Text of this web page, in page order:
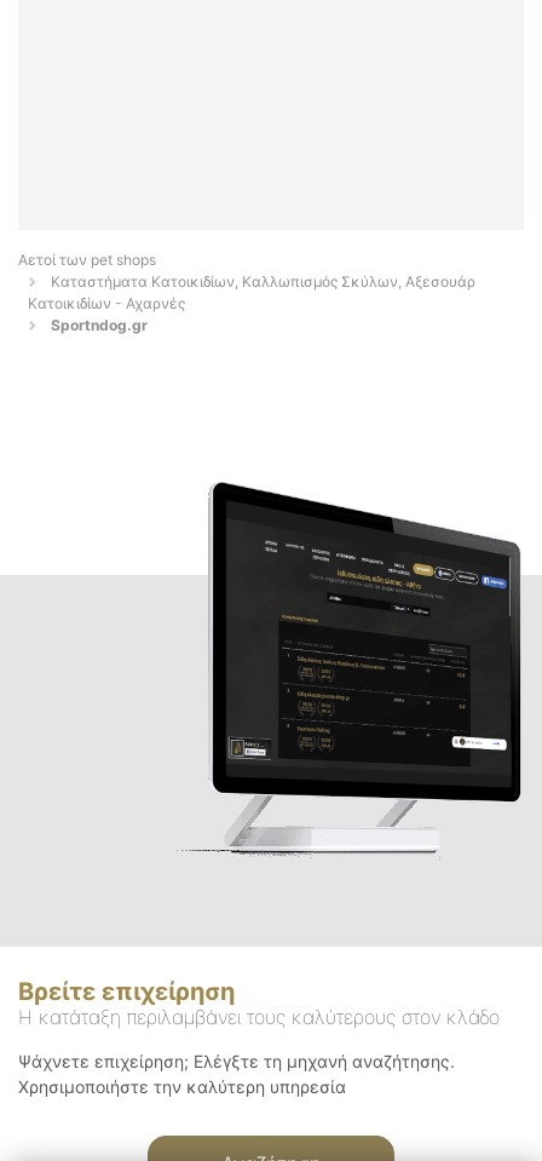
Αετοί των pet shops
Καταστήματα Κατοικιδίων, Καλλωπισμός Σκύλων, Αξεσουάρ
Κατοικιδίων - Αχαρνές
Sportndog.gr
Βρείτε επιχείρηση
Η κατάταξη περιλαμβάνει τους καλύτερους στον κλάδο
Ψάχνετε επιχείρηση; Ελέγξτε τη μηχανή αναζήτησης.
Χρησιμοποιήστε την καλύτερη υπηρεσία